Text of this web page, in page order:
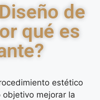
de
qué es
estético
mejorar la